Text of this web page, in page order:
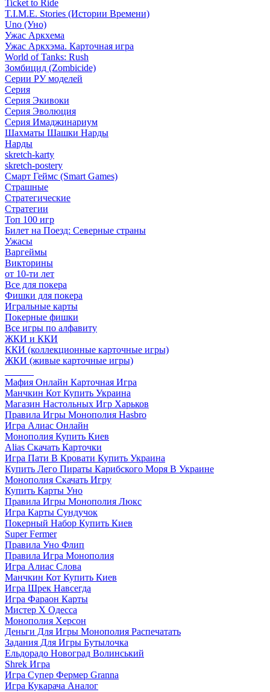
Ticket to Ride
T.I.M.E. Stories (Истории Времени)
Uno (Уно)
Ужас Аркхема
Ужас Аркхэма. Карточная игра
World of Tanks: Rush
Зомбицид (Zombicide)
Серии РУ моделей
Серия
Серия Экивоки
Серия Эволюция
Серия Имаджинариум
Шахматы Шашки Нарды
Нарды
skretch-karty
skretch-postery
Смарт Геймс (Smart Games)
Страшные
Стратегические
Стратегии
Топ 100 игр
Билет на Поезд: Северные страны
Ужасы
Варгеймы
Викторины
от 10-ти лет
Все для покера
Фишки для покера
Игральные карты
Покерные фишки
Все игры по алфавиту
ЖКИ и ККИ
ККИ (коллекционные карточные игры)
ЖКИ (живые карточные игры)
Мафия Онлайн Карточная Игра
Манчкин Кот Купить Украина
Магазин Настольных Игр Харьков
Правила Игры Монополия Hasbro
Игра Алиас Онлайн
Монополия Купить Киев
Alias Скачать Карточки
Игра Пати В Кровати Купить Украина
Купить Лего Пираты Карибского Моря В Украине
Монополия Скачать Игру
Купить Карты Уно
Правила Игры Монополия Люкс
Игра Карты Сундучок
Покерный Набор Купить Киев
Super Fermer
Правила Уно Флип
Правила Игра Монополия
Игра Алиас Слова
Манчкин Кот Купить Киев
Игра Шрек Навсегда
Игра Фараон Карты
Мистер Х Одесса
Монополия Херсон
Деньги Для Игры Монополия Распечатать
Задания Для Игры Бутылочка
Ельдорадо Новоград Волинський
Shrek Игра
Игра Супер Фермер Granna
Игра Кукарача Аналог